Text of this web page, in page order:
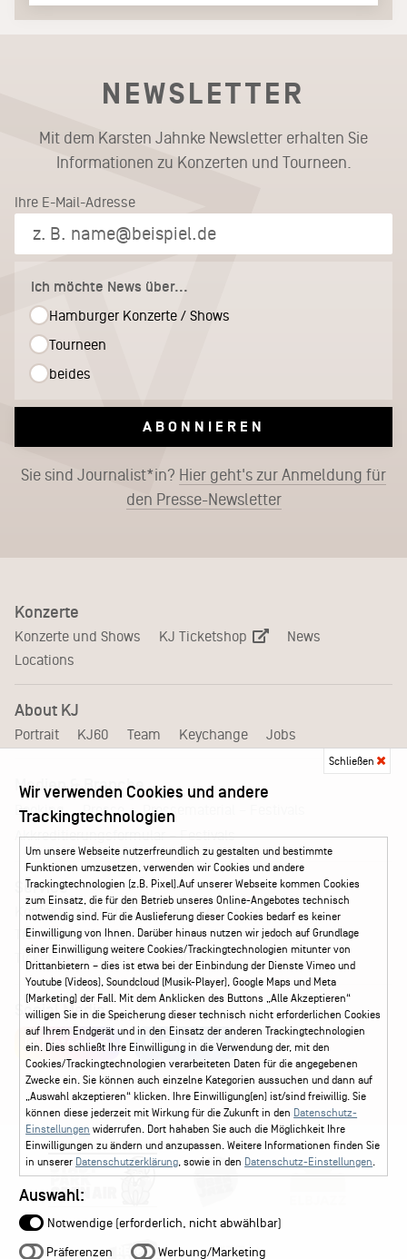
NEWSLETTER
Mit dem Karsten Jahnke Newsletter erhalten Sie
Informationen zu Konzerten und Tourneen.
Ihre E-Mail-Adresse
Ich möchte News über...
Hamburger Konzerte / Shows
Tourneen
beides
ABONNIEREN
Sie sind Journalist*in? Hier geht's zur Anmeldung für
den Presse-Newsletter
Konzerte
Konzerte und Shows KJ Ticketshop
News
Locations
About KJ
Portrait KJ60 Team Keychange Jobs
Medien & Branche
Booking Presse
Pressematerial – Festivals
Akkreditierungsformular – Festivals
Service
Kontakt Leichte Sprache
FAQ / Hilfe
Ticketshop Hamburg
Gutscheine
Callback-Service
Ticketservice 040 - 413 22 60
Social Media
Instagram Facebook
Schließen
Wir verwenden Cookies und andere
Trackingtechnologien
Um unsere Webseite nutzerfreundlich zu gestalten und bestimmte
Funktionen umzusetzen, verwenden wir Cookies und andere
Trackingtechnologien (z.B. Pixel).Auf unserer Webseite kommen Cookies
zum Einsatz, die für den Betrieb unseres Online-Angebotes technisch
notwendig sind. Für die Auslieferung dieser Cookies bedarf es keiner
Einwilligung von Ihnen. Darüber hinaus nutzen wir jedoch auf Grundlage
einer Einwilligung weitere Cookies/Trackingtechnologien mitunter von
Drittanbietern – dies ist etwa bei der Einbindung der Dienste Vimeo und
Youtube (Videos), Soundcloud (Musik-Player), Google Maps und Meta
(Marketing) der Fall. Mit dem Anklicken des Buttons „Alle Akzeptieren“
willigen Sie in die Speicherung dieser technisch nicht erforderlichen Cookies
auf Ihrem Endgerät und in den Einsatz der anderen Trackingtechnologien
ein. Dies schließt Ihre Einwilligung in die Verwendung der, mit den
Cookies/Trackingtechnologien verarbeiteten Daten für die angegebenen
Zwecke ein. Sie können auch einzelne Kategorien aussuchen und dann auf
„Auswahl akzeptieren“ klicken. Ihre Einwilligung(en) ist/sind freiwillig. Sie
können diese jederzeit mit Wirkung für die Zukunft in den Datenschutz-
Einstellungen widerrufen. Dort hahaben Sie auch die Möglichkeit Ihre
Einwilligungen zu ändern und anzupassen. Weitere Informationen finden Sie
in unserer Datenschutzerklärung, sowie in den Datenschutz-Einstellungen.
Auswahl:
Notwendige (erforderlich, nicht abwählbar)
Präferenzen Werbung/Marketing